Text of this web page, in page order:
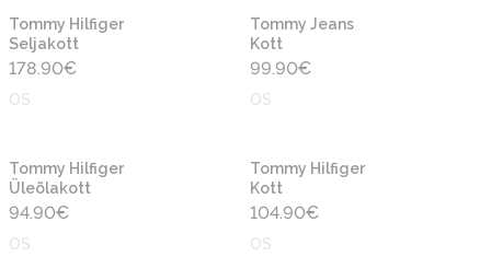
Tommy Hilfiger
Seljakott
178.90€
OS
Tommy Jeans
Kott
99.90€
OS
Tommy Hilfiger
Üleõlakott
94.90€
OS
Tommy Hilfiger
Kott
104.90€
OS